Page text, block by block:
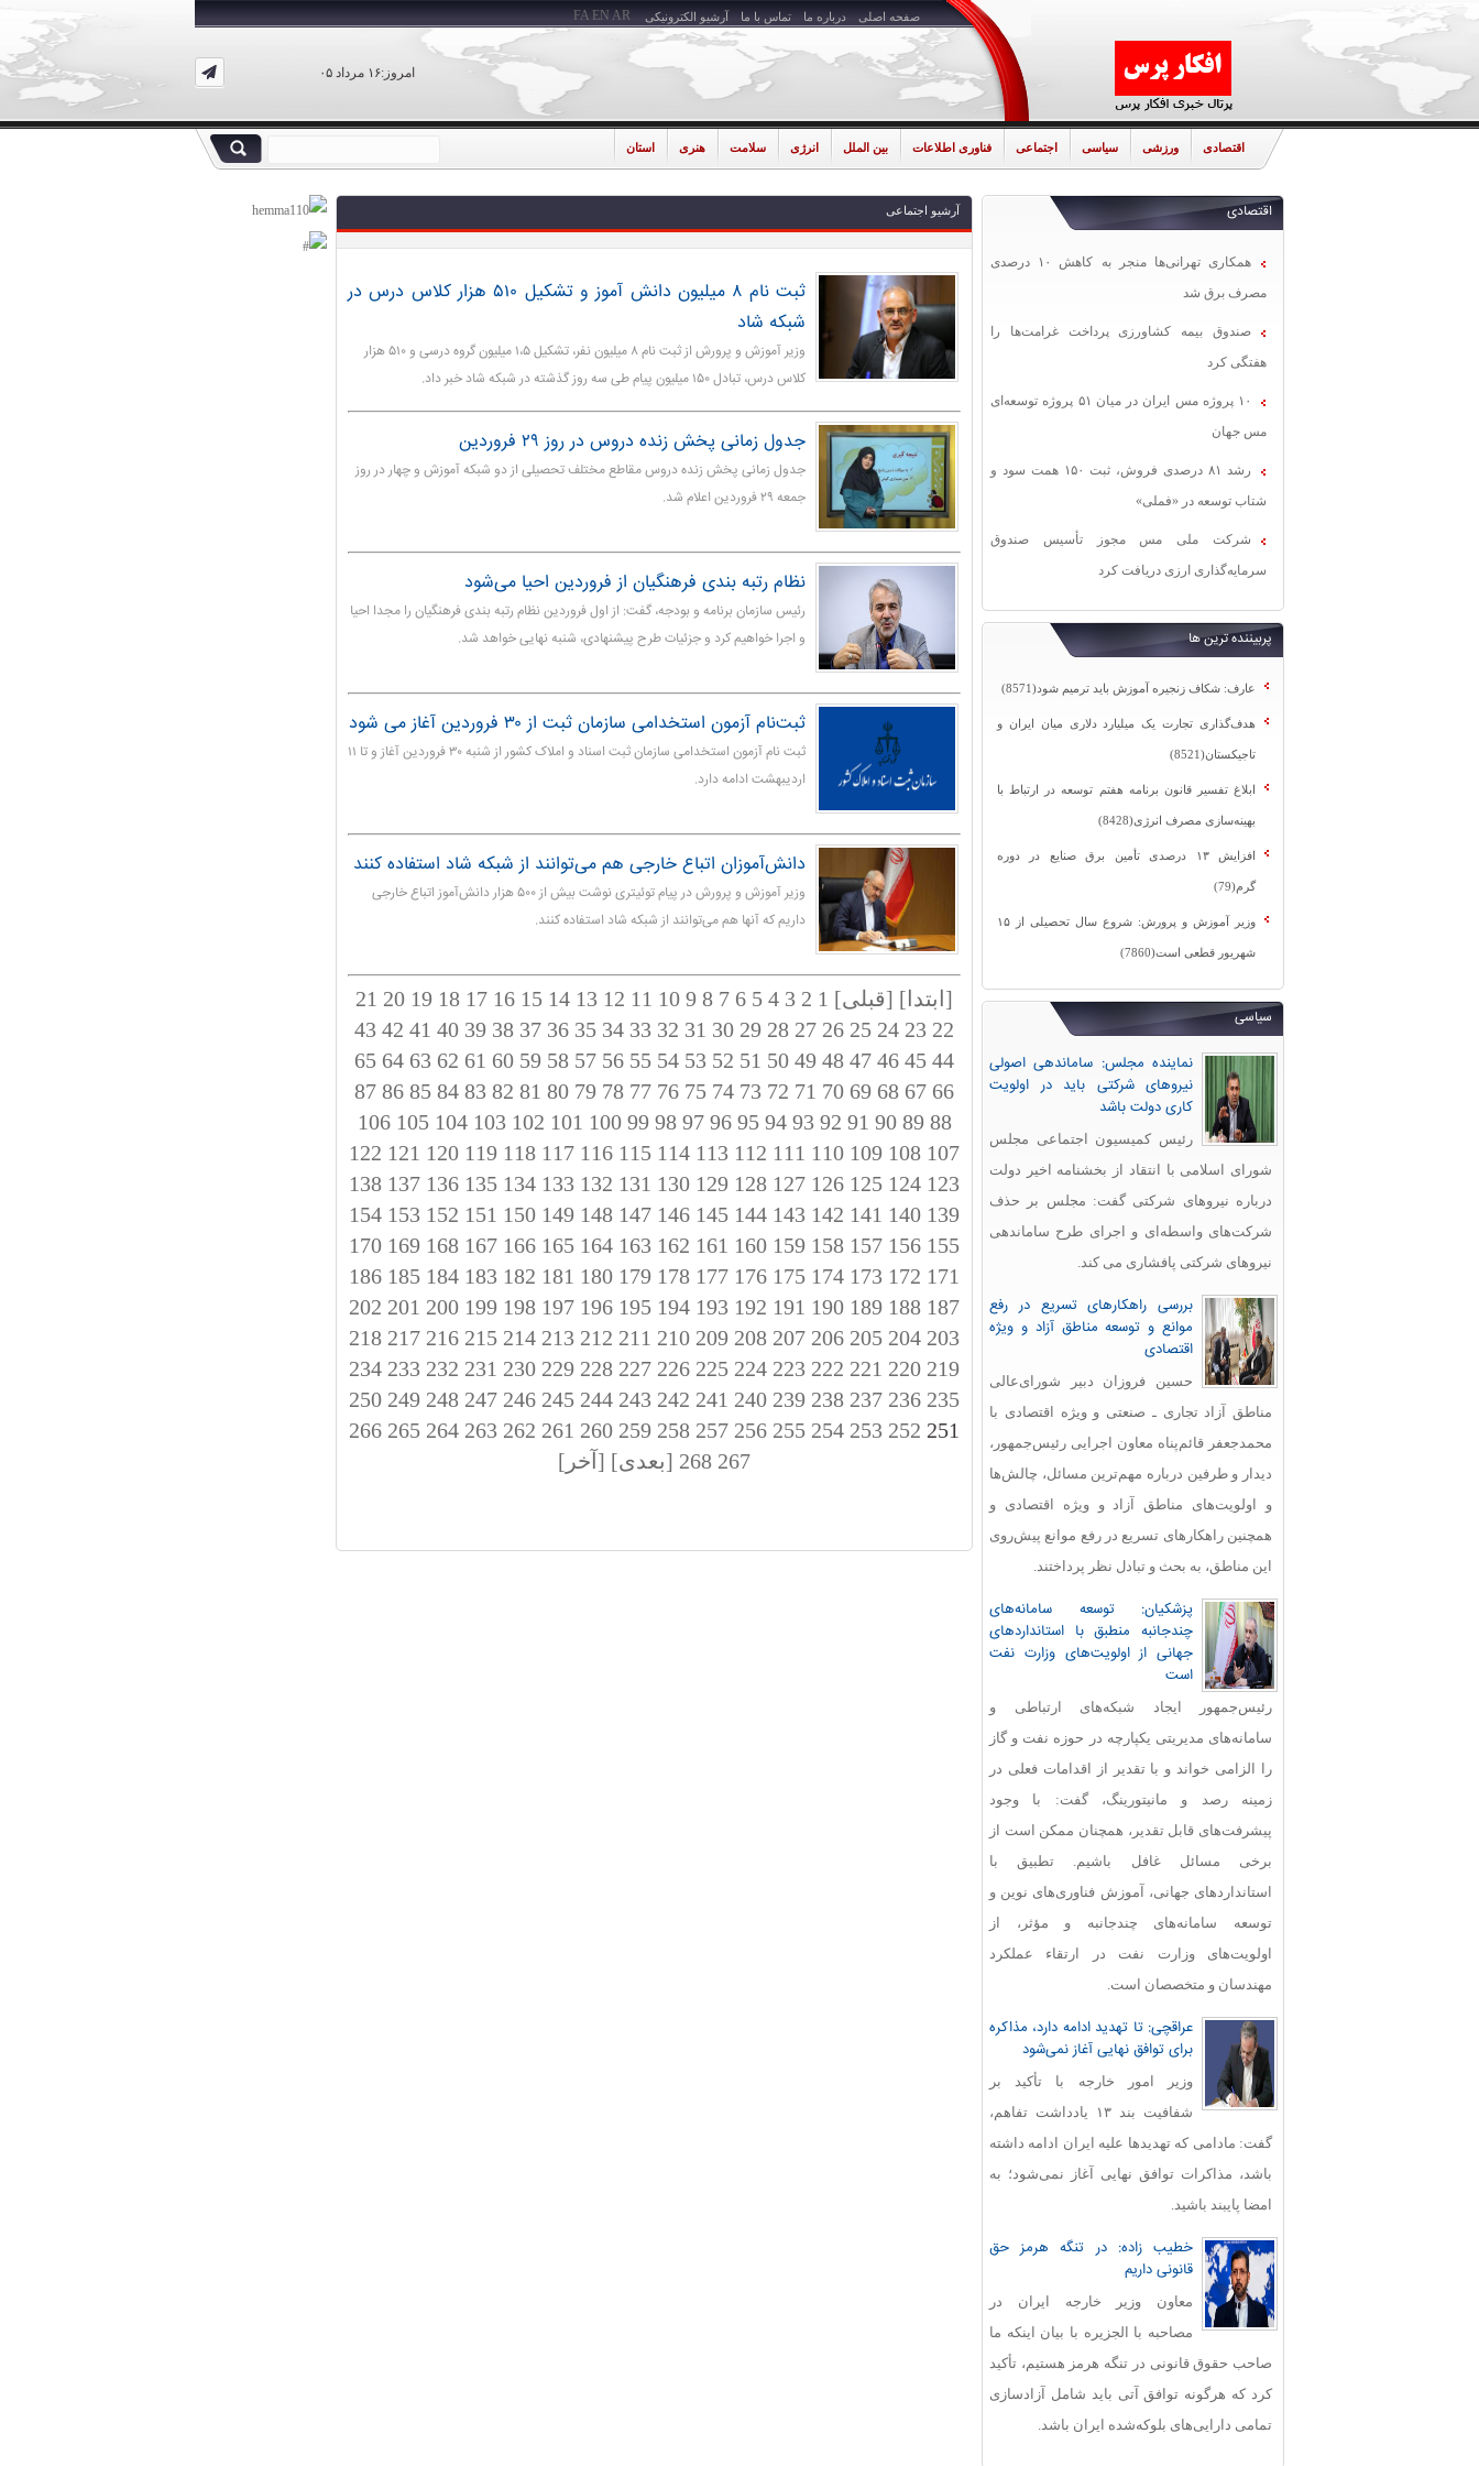
صفحه اصلی درباره ما تماس با ما آرشیو الکترونیکی
امروز:۱۶ مرداد ۰۵
FA EN AR
اقتصادی ورزشی سیاسی اجتماعی فناوری اطلاعات بین الملل انرژی سلامت هنری استان
اقتصادی
همکاری تهرانی‌ها منجر به کاهش ۱۰ درصدی
مصرف برق شد
صندوق بیمه کشاورزی پرداخت غرامت‌ها را
هفتگی کرد
۱۰ پروژه مس ایران در میان ۵۱ پروژه توسعه‌ای
مس جهان
رشد ۸۱ درصدی فروش، ثبت ۱۵۰ همت سود و
شتاب توسعه در «فملی»
شرکت ملی مس مجوز تأسیس صندوق
سرمایه‌گذاری ارزی دریافت کرد
پربیننده ترین ها
عارف: شکاف زنجیره آموزش باید ترمیم شود(8571)
هدف‌گذاری تجارت یک میلیارد دلاری میان ایران و
تاجیکستان(8521)
ابلاغ تفسیر قانون برنامه هفتم توسعه در ارتباط با
بهینه‌سازی مصرف انرژی(8428)
افزایش ۱۳ درصدی تأمین برق صنایع در دوره
گرم(79)
وزیر آموزش و پرورش: شروع سال تحصیلی از ۱۵
شهریور قطعی است(7860)
سیاسی
نماینده مجلس: ساماندهی اصولی
نیروهای شرکتی باید در اولویت
کاری دولت باشد
رئیس کمیسیون اجتماعی مجلس
شورای اسلامی با انتقاد از بخشنامه اخیر دولت
درباره نیروهای شرکتی گفت: مجلس بر حذف
شرکت‌های واسطه‌ای و اجرای طرح ساماندهی
نیروهای شرکتی پافشاری می کند.
بررسی راهکارهای تسریع در رفع
موانع و توسعه مناطق آزاد و ویژه
اقتصادی
حسین فروزان دبیر شورای‌عالی
مناطق آزاد تجاری ـ صنعتی و ویژه اقتصادی با
محمدجعفر قائم‌پناه معاون اجرایی رئیس‌جمهور،
دیدار و طرفین درباره مهم‌ترین مسائل، چالش‌ها
و اولویت‌های مناطق آزاد و ویژه اقتصادی و
همچنین راهکارهای تسریع در رفع موانع پیش‌روی
این مناطق، به بحث و تبادل نظر پرداختند.
پزشکیان: توسعه سامانه‌های
چندجانبه منطبق با استانداردهای
جهانی از اولویت‌های وزارت نفت
است
رئیس‌جمهور ایجاد شبکه‌های ارتباطی و
سامانه‌های مدیریتی یکپارچه در حوزه نفت و گاز
را الزامی خواند و با تقدیر از اقدامات فعلی در
زمینه رصد و مانیتورینگ، گفت: با وجود
پیشرفت‌های قابل‌ تقدیر، همچنان ممکن است از
برخی مسائل غافل باشیم. تطبیق با
استانداردهای جهانی، آموزش فناوری‌های نوین و
توسعه سامانه‌های چندجانبه و مؤثر، از
اولویت‌های وزارت نفت در ارتقاء عملکرد
مهندسان و متخصصان است.
عراقچی: تا تهدید ادامه دارد، مذاکره
برای توافق نهایی آغاز نمی‌شود
وزیر امور خارجه با تأکید بر
شفافیت بند ۱۳ یادداشت تفاهم،
گفت: مادامی که تهدیدها علیه ایران ادامه داشته
باشد، مذاکرات توافق نهایی آغاز نمی‌شود؛ به
امضا پایبند باشید.
خطیب زاده: در تنگه هرمز حق
قانونی داریم
معاون وزیر خارجه ایران در
مصاحبه با الجزیره با بیان اینکه ما
صاحب حقوق قانونی در تنگه هرمز هستیم، تأکید
کرد که هرگونه توافق آتی باید شامل آزادسازی
تمامی دارایی‌های بلوکه‌شده ایران باشد.
آرشیو اجتماعی
ثبت نام ۸ میلیون دانش آموز و تشکیل ۵۱۰ هزار کلاس درس در
شبکه شاد
وزیر آموزش و پرورش از ثبت نام ۸ میلیون نفر، تشکیل ۱،۵ میلیون گروه درسی و ۵۱۰ هزار
کلاس درس، تبادل ۱۵۰ میلیون پیام طی سه روز گذشته در شبکه شاد خبر داد.
جدول زمانی پخش زنده دروس در روز ۲۹ فروردین
جدول زمانی پخش زنده دروس مقاطع مختلف تحصیلی از دو شبکه آموزش و چهار در روز
جمعه ۲۹ فروردین اعلام شد.
نظام رتبه بندی فرهنگیان از فروردین احیا می‌شود
رئیس سازمان برنامه و بودجه، گفت: از اول فروردین نظام رتبه بندی فرهنگیان را مجدا احیا
و اجرا خواهیم کرد و جزئیات طرح پیشنهادی، شنبه نهایی خواهد شد.
ثبت‌نام آزمون استخدامی سازمان ثبت از ۳۰ فروردین آغاز می شود
ثبت نام آزمون استخدامی سازمان ثبت اسناد و املاک کشور از شنبه ۳۰ فروردین آغاز و تا ۱۱
اردیبهشت ادامه دارد.
دانش‌آموزان اتباع خارجی هم می‌توانند از شبکه شاد استفاده کنند
وزیر آموزش و پرورش در پیام توئیتری نوشت بیش از ۵۰۰ هزار دانش‌آموز اتباع خارجی
داریم که آنها هم می‌توانند از شبکه شاد استفاده کنند.
[ابتدا] [قبلی] 1
2
3
4
5
6
7
8
9
10
11
12
13
14
15
16
17
18
19
20
21
22
23
24
25
26
27
28
29
30
31
32
33
34
35
36
37
38
39
40
41
42
43
44
45
46
47
48
49
50
51
52
53
54
55
56
57
58
59
60
61
62
63
64
65
66
67
68
69
70
71
72
73
74
75
76
77
78
79
80
81
82
83
84
85
86
87
88
89
90
91
92
93
94
95
96
97
98
99
100
101
102
103
104
105
106
107
108
109
110
111
112
113
114
115
116
117
118
119
120
121
122
123
124
125
126
127
128
129
130
131
132
133
134
135
136
137
138
139
140
141
142
143
144
145
146
147
148
149
150
151
152
153
154
155
156
157
158
159
160
161
162
163
164
165
166
167
168
169
170
171
172
173
174
175
176
177
178
179
180
181
182
183
184
185
186
187
188
189
190
191
192
193
194
195
196
197
198
199
200
201
202
203
204
205
206
207
208
209
210
211
212
213
214
215
216
217
218
219
220
221
222
223
224
225
226
227
228
229
230
231
232
233
234
235
236
237
238
239
240
241
242
243
244
245
246
247
248
249
250
251
252
253
254
255
256
257
258
259
260
261
262
263
264
265
266
267
268 [بعدی] [آخر]